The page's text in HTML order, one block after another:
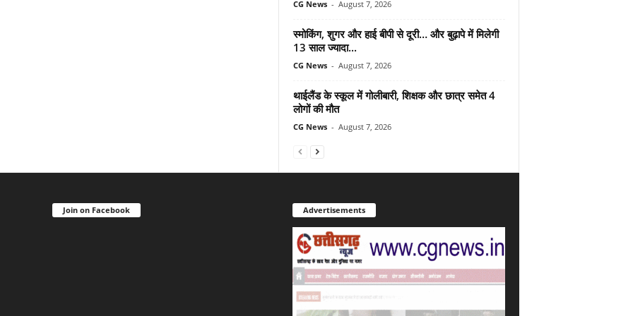
CG News - August 7, 2026
स्मोकिंग, शुगर और हाई बीपी से दूरी… और बुढ़ापे में मिलेगी
13 साल ज्यादा...
CG News - August 7, 2026
थाईलैंड के स्कूल में गोलीबारी, शिक्षक और छात्र समेत 4
लोगों की मौत
CG News - August 7, 2026
Join on Facebook Advertisements